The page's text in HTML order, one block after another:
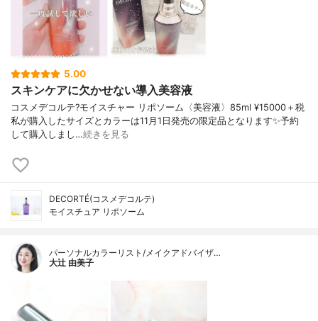
5.00
スキンケアに欠かせない導入美容液
コスメデコルテ?モイスチャー リポソーム〈美容液〉85ml ¥15000＋税
私が購入したサイズとカラーは11月1日発売の限定品となります✨予約
して購入しまし…続きを見る
DECORTÉ(コスメデコルテ)
モイスチュア リポソーム
パーソナルカラーリスト/メイクアドバイザ…
大辻 由美子